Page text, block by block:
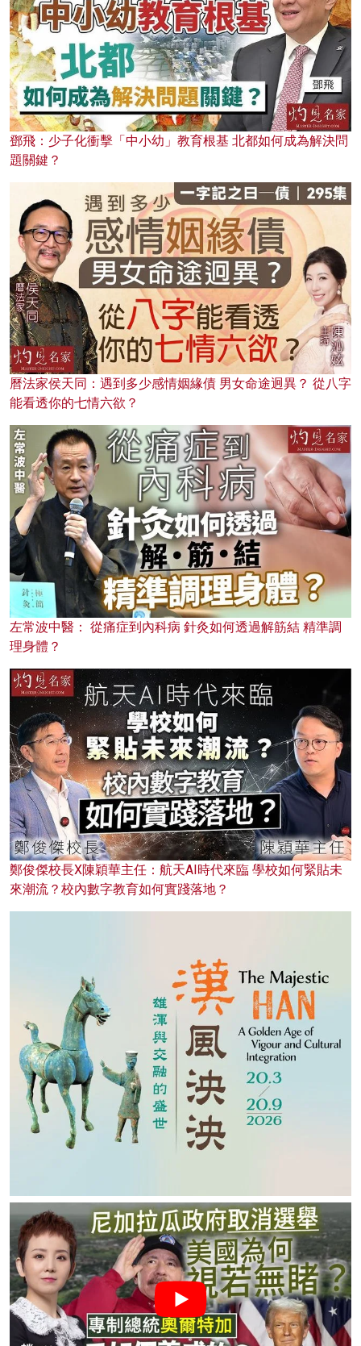
鄧飛：少子化衝擊「中小幼」教育根基 北都如何成為解決問
題關鍵？
曆法家侯天同：遇到多少感情姻緣債 男女命途迥異？ 從八字
能看透你的七情六欲？
左常波中醫： 從痛症到內科病 針灸如何透過解筋結 精準調
理身體？
鄭俊傑校長X陳穎華主任：航天AI時代來臨 學校如何緊貼未
來潮流？校內數字教育如何實踐落地？